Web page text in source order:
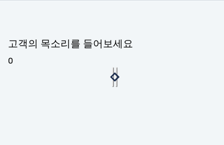
고객의 목소리를 들어보세요
0